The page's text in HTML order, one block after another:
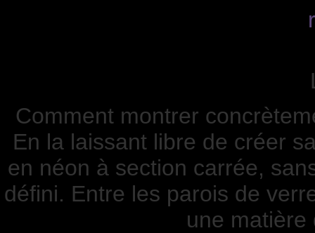
Comment montrer
En la laissant libre de créer
en néon à section carrée,
défini. Entre les parois de
une matière